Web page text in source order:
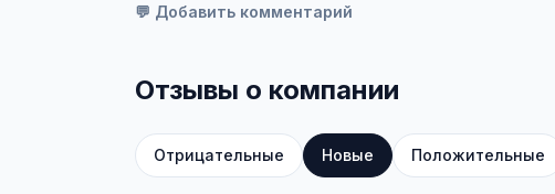
💬 Добавить комментарий
Отзывы о компании
Отрицательные Новые Положительные